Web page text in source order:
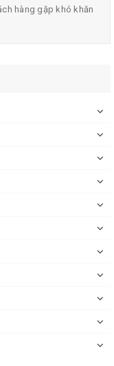
(9600bps)
hàng gặp khó khăn